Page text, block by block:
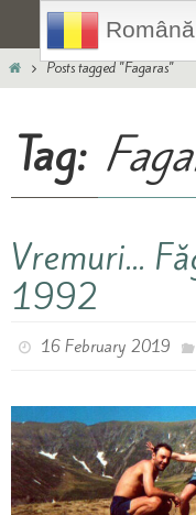
content
HomePosts tagged "Fagaras"
Tag:
Vremuri…
1992
16 February 2019
Română